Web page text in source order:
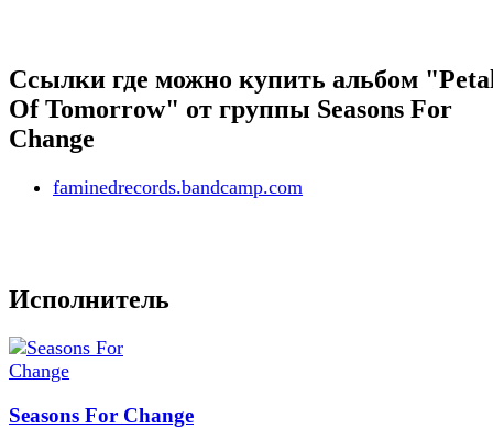
Ссылки где можно купить альбом
Of Tomorrow" от группы Seasons For
Change
faminedrecords.bandcamp.com
Исполнитель
Seasons For Change